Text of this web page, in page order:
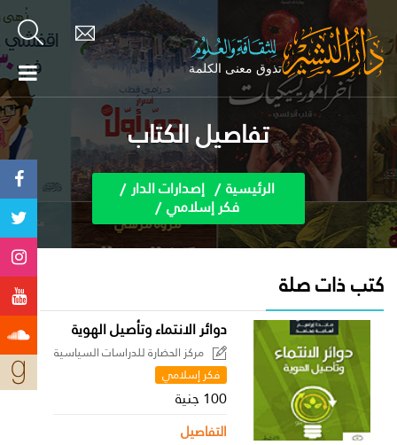
تفاصيل الكتاب
الرئيسية إصدارات الدار
فكر إسلامي
كتب ذات صلة
دوائر الانتماء وتأصيل الهوية
مركز الحضارة للدراسات السياسية
فكر إسلامي
100 جنية
التفاصيل